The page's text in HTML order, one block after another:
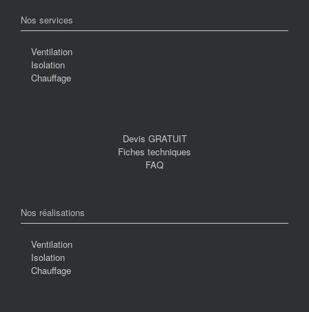
Nos services
Ventilation
Isolation
Chauffage
Devis GRATUIT
Fiches techniques
FAQ
Nos réalisations
Ventilation
Isolation
Chauffage